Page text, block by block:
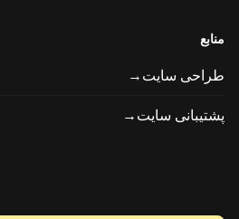
منابع
طراحی سایت→
پشتیبانی سایت→